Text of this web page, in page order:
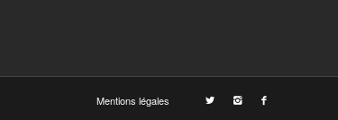
Mentions légales